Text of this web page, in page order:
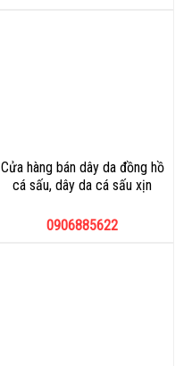
Cửa hàng bán dây da đồng hồ
cá sấu, dây da cá sấu xịn
0906885622